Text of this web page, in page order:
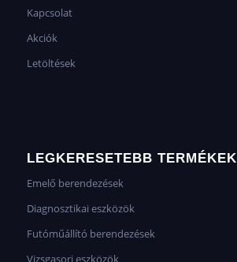
Kapcsolat
Akciók
Letöltések
LEGKERESETEBB TERMÉKEK
Emelő berendezések
Diagnosztikai eszközök
Futóműállító berendezések
Vizsgasori eszközök